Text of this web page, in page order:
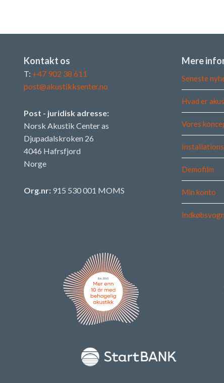
Kontakt os
T: +47 902 38 611
post@akustikksenter.no
Post - juridisk adresse:
Norsk Akustik Center as
Djupadalskroken 26
4046 Hafrsfjord
Norge
Org.nr: 915 530 001 MOMS
Mere
Seneste
Hvad er
Vores
Demofilm
Min konto
Indkøbsvogn